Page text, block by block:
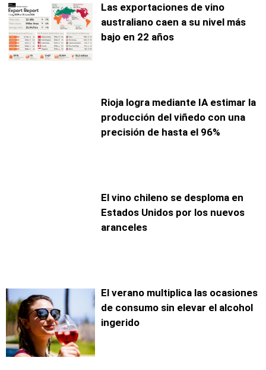
Las exportaciones de vino
australiano caen a su nivel más
bajo en 22 años
Rioja logra mediante IA estimar la
producción del viñedo con una
precisión de hasta el 96%
El vino chileno se desploma en
Estados Unidos por los nuevos
aranceles
El verano multiplica las ocasiones
de consumo sin elevar el alcohol
ingerido